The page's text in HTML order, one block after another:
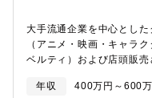
携わるため、単なる購買
ことができます。■複数ブ
「松のや」「マイカリー
るため、幅広い食品購買
営基盤東証プライム上場
大手流通企業を中心とし
（アニメ・映画・キャラ
ベルティ）および店頭販
用した企画を起点に、販
年収 400万円～600